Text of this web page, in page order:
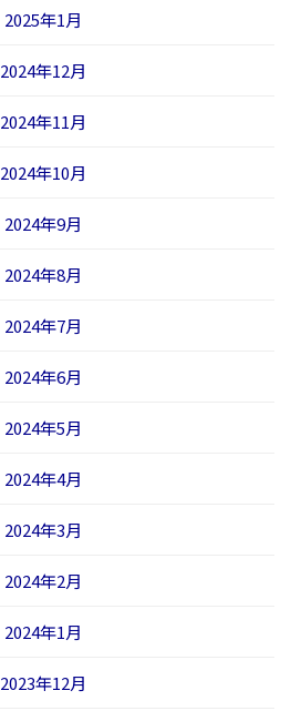
2025年1月
2024年12月
2024年11月
2024年10月
2024年9月
2024年8月
2024年7月
2024年6月
2024年5月
2024年4月
2024年3月
2024年2月
2024年1月
2023年12月